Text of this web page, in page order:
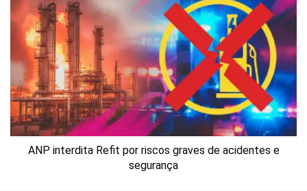
ANP interdita Refit por riscos graves de acidentes e
segurança